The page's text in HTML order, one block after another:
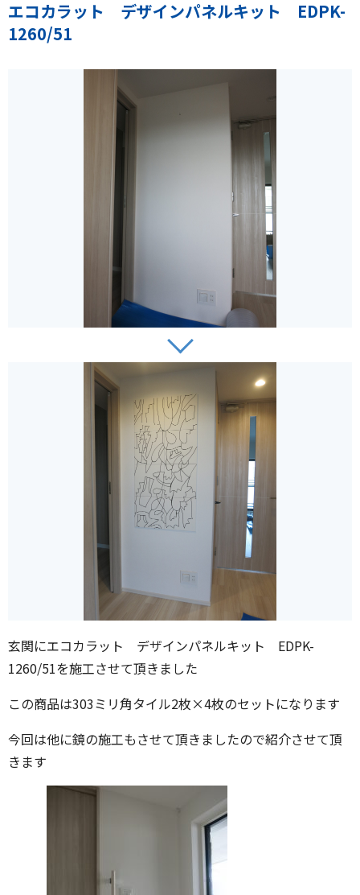
エコカラット デザインパネルキット EDPK-
1260/51
玄関にエコカラット デザインパネルキット EDPK-
1260/51を施工させて頂きました
この商品は303ミリ角タイル2枚×4枚のセットになります
今回は他に鏡の施工もさせて頂きましたので紹介させて頂
きます